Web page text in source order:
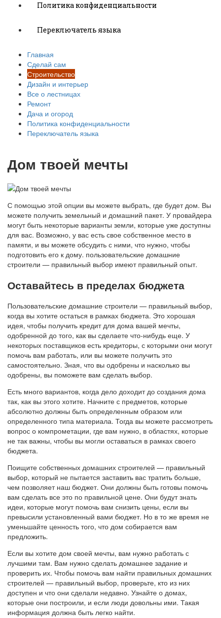
Политика конфиденциальности
Переключатель языка
Главная
Сделай сам
Строительство
Дизайн и интерьер
Все о лестницах
Ремонт
Дача и огород
Политика конфиденциальности
Переключатель языка
Дом твоей мечты
С помощью этой опции вы можете выбрать, где будет дом. Вы
можете получить земельный и домашний пакет. У провайдера
могут быть некоторые варианты земли, которые уже доступны
для вас. Возможно, у вас есть свое собственное место в
памяти, и вы можете обсудить с ними, что нужно, чтобы
подготовить его к дому. пользовательские домашние
строители — правильный выбор имеют правильный опыт.
Оставайтесь в пределах бюджета
Пользовательские домашние строители — правильный выбор,
когда вы хотите остаться в рамках бюджета. Это хорошая
идея, чтобы получить кредит для дома вашей мечты,
одобренной до того, как вы сделаете что-нибудь еще. У
некоторых поставщиков есть кредиторы, с которыми они могут
помочь вам работать, или вы можете получить это
самостоятельно. Зная, что вы одобрены и насколько вы
одобрены, вы поможете вам сделать выбор.
Есть много вариантов, когда дело доходит до создания дома
так, как вы этого хотите. Начните с предметов, которые
абсолютно должны быть определенным образом или
определенного типа материала. Тогда вы можете рассмотреть
вопрос о компрометации, где вам нужно, в областях, которые
не так важны, чтобы вы могли оставаться в рамках своего
бюджета.
Поищите собственных домашних строителей — правильный
выбор, который не пытается заставить вас тратить больше,
чем позволяет наш бюджет. Они должны быть готовы помочь
вам сделать все это по правильной цене. Они будут знать
идеи, которые могут помочь вам снизить цены, если вы
превысили установленный вами бюджет. Но в то же время не
уменьшайте ценность того, что дом собирается вам
предложить.
Если вы хотите дом своей мечты, вам нужно работать с
лучшими там. Вам нужно сделать домашнее задание и
проверить их. Чтобы помочь вам найти правильных домашних
строителей — правильный выбор, проверьте, кто из них
доступен и что они сделали недавно. Узнайте о домах,
которые они построили, и если люди довольны ими. Такая
информация должна быть легко найти.